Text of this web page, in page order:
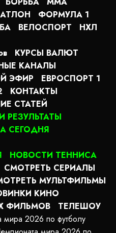
ФОРМУЛА 1
ВЕЛОСПОРТ
НХЛ
КУРСЫ ВАЛЮТ
КАНАЛЫ
ЭФИР
ЕВРОСПОРТ 1
КОНТАКТЫ
СТАТЕЙ
РЕЗУЛЬТАТЫ
СЕГОДНЯ
НОВОСТИ ТЕННИСА
СМОТРЕТЬ СЕРИАЛЫ
МУЛЬТФИЛЬМЫ
КИНО
ФИЛЬМОВ
ТЕЛЕШОУ
мира 2026 по футболу